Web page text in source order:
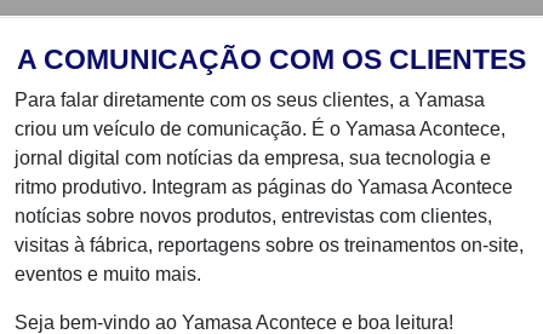
A COMUNICAÇÃO COM OS CLIENTES
Para falar diretamente com os seus clientes, a Yamasa
criou um veículo de comunicação. É o Yamasa Acontece,
jornal digital com notícias da empresa, sua tecnologia e
ritmo produtivo. Integram as páginas do Yamasa Acontece
notícias sobre novos produtos, entrevistas com clientes,
visitas à fábrica, reportagens sobre os treinamentos on-site,
eventos e muito mais.
Seja bem-vindo ao Yamasa Acontece e boa leitura!